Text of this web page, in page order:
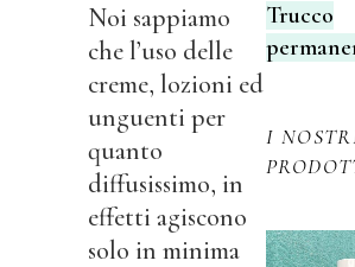
Noi sappiamo
che l’uso delle
creme, lozioni ed
unguenti per
quanto
diffusissimo, in
effetti agiscono
solo in minima
Trucco
I